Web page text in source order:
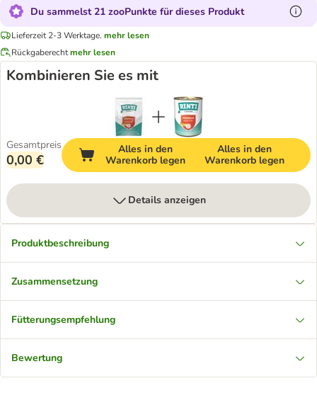
Du sammelst 21 zooPunkte für dieses Produkt
Lieferzeit 2-3 Werktage. mehr lesen
Rückgaberechtmehr lesen
Kombinieren Sie es mit
Gesamtpreis
0,00 €
Alles in den
Warenkorb legen
Alles in den
Warenkorb legen
Details anzeigen
Produktbeschreibung
Zusammensetzung
Fütterungsempfehlung
Bewertung